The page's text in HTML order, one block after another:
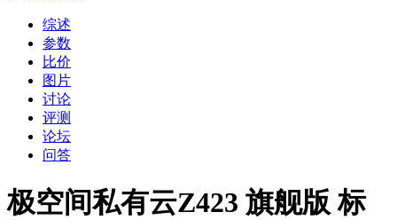
综述
参数
比价
图片
讨论
评测
论坛
问答
极空间私有云Z423 旗舰版 标